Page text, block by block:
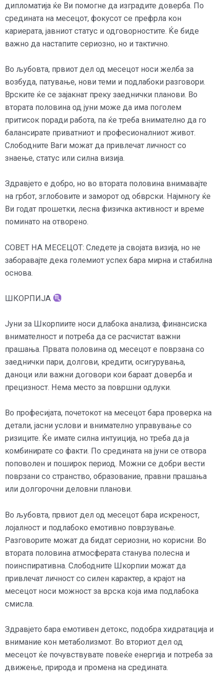
дипломатија ќе Ви помогне да изградите доверба. По
средината на месецот, фокусот се префрла кон
кариерата, јавниот статус и одговорностите. Ќе биде
важно да настапите сериозно, но и тактично.
Во љубовта, првиот дел од месецот носи желба за
возбуда, патување, нови теми и подлабоки разговори.
Врските ќе се зајакнат преку заеднички планови. Во
втората половина од јуни може да има поголем
притисок поради работа, па ќе треба внимателно да го
балансирате приватниот и професионалниот живот.
Слободните Ваги можат да привлечат личност со
знаење, статус или силна визија.
Здравјето е добро, но во втората половина внимавајте
на грбот, зглобовите и заморот од обврски. Најмногу ќе
Ви годат прошетки, лесна физичка активност и време
поминато на отворено.
СОВЕТ НА МЕСЕЦОТ: Следете ја својата визија, но не
заборавајте дека големиот успех бара мирна и стабилна
основа.
ШКОРПИЈА
Јуни за Шкорпиите носи длабока анализа, финансиска
внимателност и потреба да се расчистат важни
прашања. Првата половина од месецот е поврзана со
заеднички пари, долгови, кредити, осигурувања,
даноци или важни договори кои бараат доверба и
прецизност. Нема место за површни одлуки.
Во професијата, почетокот на месецот бара проверка на
детали, јасни услови и внимателно управување со
ризиците. Ќе имате силна интуиција, но треба да ја
комбинирате со факти. По средината на јуни се отвора
поповолен и поширок период. Можни се добри вести
поврзани со странство, образование, правни прашања
или долгорочни деловни планови.
Во љубовта, првиот дел од месецот бара искреност,
лојалност и подлабоко емотивно поврзување.
Разговорите можат да бидат сериозни, но корисни. Во
втората половина атмосферата станува полесна и
поинспиративна. Слободните Шкорпии можат да
привлечат личност со силен карактер, а крајот на
месецот носи можност за врска која има подлабока
смисла.
Здравјето бара емотивен детокс, подобра хидратација и
внимание кон метаболизмот. Во вториот дел од
месецот ќе почувствувате повеќе енергија и потреба за
движење, природа и промена на средината.